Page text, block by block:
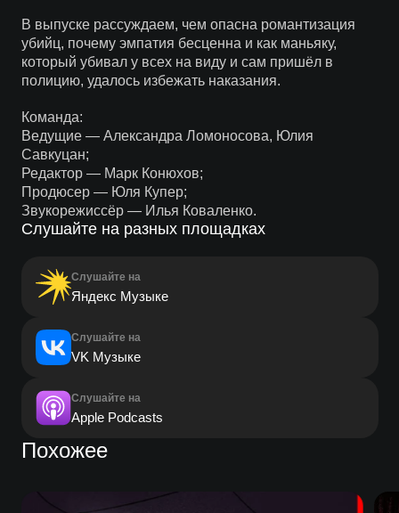
В выпуске рассуждаем, чем опасна романтизация
убийц, почему эмпатия бесценна и как маньяку,
который убивал у всех на виду и сам пришёл в
полицию, удалось избежать наказания.
Команда:
Ведущие — Александра Ломоносова, Юлия
Савкуцан;
Редактор — Марк Конюхов;
Продюсер — Юля Купер;
Звукорежиссёр — Илья Коваленко.
Слушайте на разных площадках
Слушайте на
Яндекс Музыке
Слушайте на
VK Музыке
Слушайте на
Apple Podcasts
Похожее